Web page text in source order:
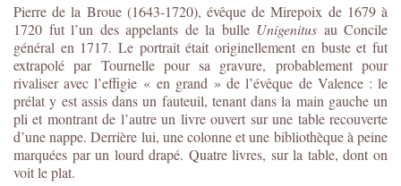
Pierre de la Broue (1643-1720), évêque de Mirepoix de 1679 à
1720 fut l’un des appelants de la bulle Unigenitus au Concile
général en 1717. Le portrait était originellement en buste et fut
extrapolé par Tournelle pour sa gravure, probablement pour
rivaliser avec l’effigie « en grand » de l’évêque de Valence : le
prélat y est assis dans un fauteuil, tenant dans la main gauche un
pli et montrant de l’autre un livre ouvert sur une table recouverte
d’une nappe. Derrière lui, une colonne et une bibliothèque à peine
marquées par un lourd drapé. Quatre livres, sur la table, dont on
voit le plat.